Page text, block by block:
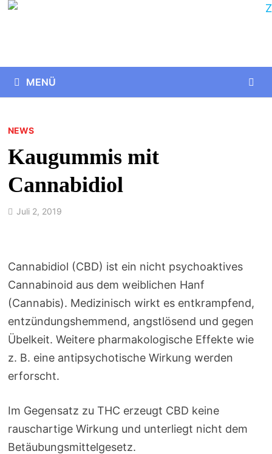
Zurück
MENÜ
NEWS
Kaugummis mit
Cannabidiol
Juli 2, 2019
Cannabidiol (CBD) ist ein nicht psychoaktives
Cannabinoid aus dem weiblichen Hanf
(Cannabis). Medizinisch wirkt es entkrampfend,
entzündungshemmend, angstlösend und gegen
Übelkeit. Weitere pharmakologische Effekte wie
z. B. eine antipsychotische Wirkung werden
erforscht.
Im Gegensatz zu THC erzeugt CBD keine
rauschartige Wirkung und unterliegt nicht dem
Betäubungsmittelgesetz.